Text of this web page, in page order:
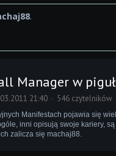
.
Manager w
21:40 546 czytelników
Manifestach pojawia się
inni opisują swoje kariery,
zalicza się machaj88.